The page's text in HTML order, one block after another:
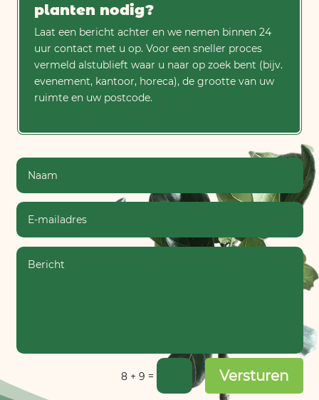
planten nodig?
Laat een bericht achter en we nemen binnen 24
uur contact met u op. Voor een sneller proces
vermeld alstublieft waar u naar op zoek bent (bijv.
evenement, kantoor, horeca), de grootte van uw
ruimte en uw postcode.
8 + 9 = Versturen